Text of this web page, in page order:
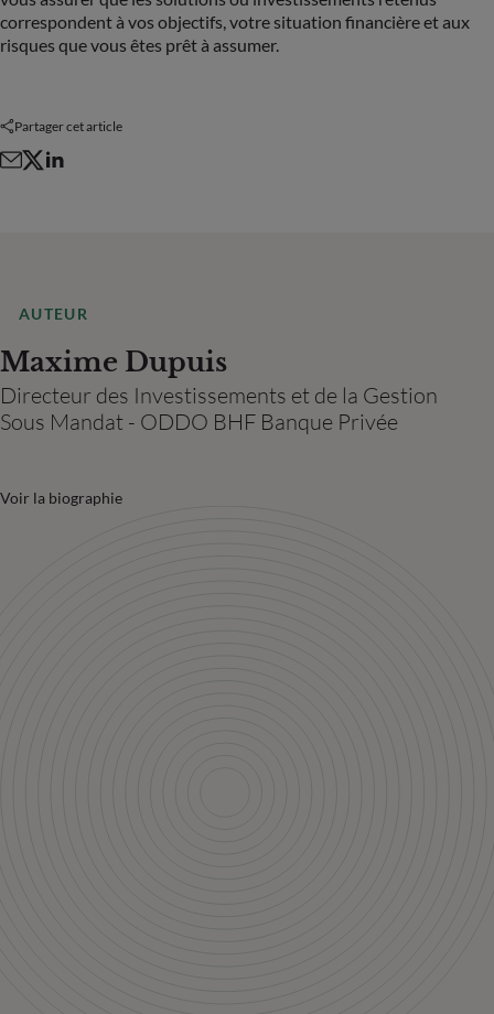
correspondent à vos objectifs, votre situation financière et aux
risques que vous êtes prêt à assumer.
Partager cet article
AUTEUR
Maxime Dupuis
Directeur des Investissements et de la Gestion
Sous Mandat - ODDO BHF Banque Privée
Voir la biographie